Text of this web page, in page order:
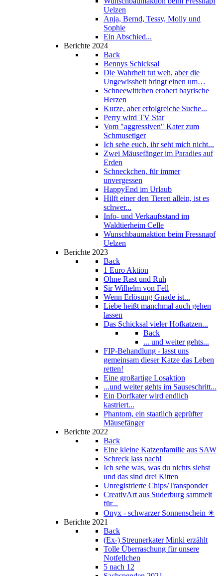
Uelzen
Anja, Bernd, Tessy, Molly und
Sophie
Ein Abschied...
Berichte 2024
Back
Bennys Schicksal
Die Wahrheit tut weh, aber die
Ungewissheit bringt einen um…
Schneewittchen erobert bayrische
Herzen
Kurze, aber erfolgreiche Suche...
Perry wird TV Star
Vom "aggressiven" Kater zum
Schmusetiger
Ich sehe euch, ihr seht mich nicht...
Zwei Mäusefänger im Paradies auf
Erden
Schneckchen, für immer
unvergessen
HappyEnd im Urlaub
Hilft einer den Tieren allein, ist es
schwer...
Info- und Verkaufsstand im
Waldtierheim Celle
Wunschbaumaktion beim Fressnapf
Uelzen
Berichte 2023
Back
1 Euro Aktion
Ohne Rast und Ruh
Sir Wilhelm von Fell
Wenn Erlösung Gnade ist...
Liebe heißt manchmal auch gehen
lassen
Das Schicksal vieler Hofkatzen...
Back
... und weiter gehts...
FIP-Behandlung - lasst uns
gemeinsam dieser Katze das Leben
retten!
Eine großartige Losaktion
...und weiter gehts im Sauseschritt...
Ein Dorfkater wird endlich
kastriert...
Phantom, ein staatlich geprüfter
Mäusefänger
Berichte 2022
Back
Eine kleine Katzenfamilie aus SAW
Schreck lass nach!
Ich sehe was, was du nichts siehst
und das sind drei Kitten
Unregistrierte Chips/Transponder
CreativArt aus Suderburg sammelt
für...
Onyx - schwarzer Sonnenschein ☀
Berichte 2021
Back
(Ex-) Streunerkater Minki erzählt
Tolle Überraschung für unsere
Notfellchen
5 nach 12